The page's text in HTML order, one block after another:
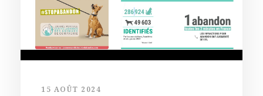
15 AOÛT 2024